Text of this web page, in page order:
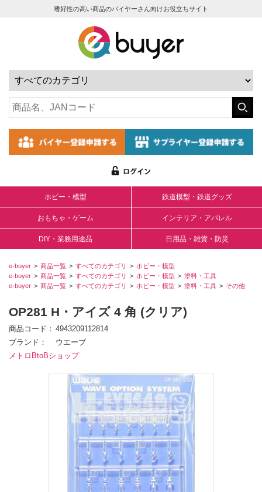
嗜好性の高い商品のバイヤーさん向けお役立ちサイト
ホビー・模型 鉄道模型・鉄道グッズ
おもちゃ・ゲーム インテリア・アパレル
DIY・業務用途品 日用品・雑貨・防災
e-buyer 商品一覧 すべてのカテゴリ
ホビー・模型
e-buyer
商品一覧 すべてのカテゴリ ホビー・模型
塗料・工具
e-buyer
商品一覧 すべてのカテゴリ ホビー・模型 塗料・工具 その他
OP281 H・アイズ 4 角 (クリア)
商品コード
4943209112814
ブランド
ウエーブ
メトロBtoBショップ